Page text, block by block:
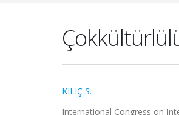
KILIÇ S.
International Congress on